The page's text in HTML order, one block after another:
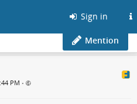
Sign in
Mention
PM •